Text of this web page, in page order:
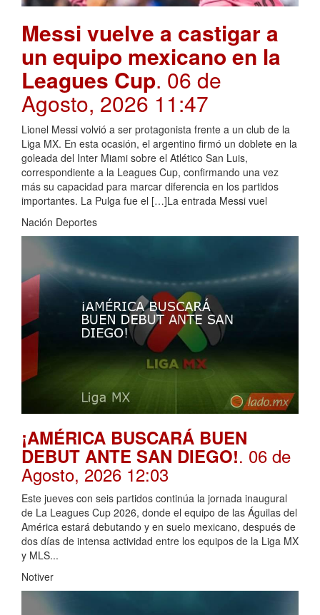
Messi vuelve a castigar a
un equipo mexicano en la
Leagues Cup. 06 de
Agosto, 2026 11:47
Lionel Messi volvió a ser protagonista frente a un club de la
Liga MX. En esta ocasión, el argentino firmó un doblete en la
goleada del Inter Miami sobre el Atlético San Luis,
correspondiente a la Leagues Cup, confirmando una vez
más su capacidad para marcar diferencia en los partidos
importantes. La Pulga fue el […]La entrada Messi vuel
Nación Deportes
¡AMÉRICA BUSCARÁ BUEN
DEBUT ANTE SAN DIEGO!. 06 de
Agosto, 2026 12:03
Este jueves con seis partidos continúa la jornada inaugural
de La Leagues Cup 2026, donde el equipo de las Águilas del
América estará debutando y en suelo mexicano, después de
dos días de intensa actividad entre los equipos de la Liga MX
y MLS...
Notiver